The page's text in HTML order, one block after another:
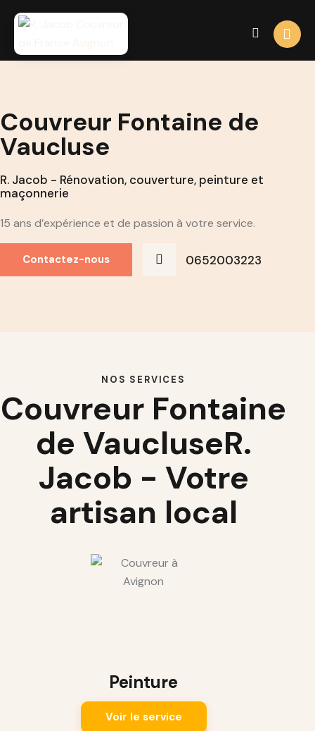
Couvreur Fontaine de
Vaucluse
R. Jacob - Rénovation, couverture, peinture et
maçonnerie
15 ans d’expérience et de passion à votre service.
Contactez-nous 0652003223
NOS SERVICES
Couvreur Fontaine
de VaucluseR.
Jacob - Votre
artisan local
Peinture
Voir le service